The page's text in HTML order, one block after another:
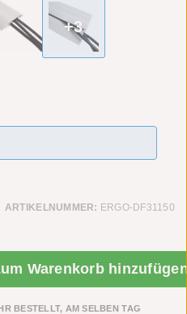
+3
ARTIKELNUMMER: ERGO-DF31150
Warenkorb
BESTELLT, AM SELBEN TAG